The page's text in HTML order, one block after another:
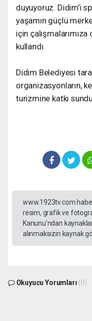
duyuyoruz. Didim’i
yaşamın güçlü
için
kullandı.
Didim Belediyesi
organizasyonların,
turizmine katkı
www.1923tv.com
resim, grafik ve
Kanunu’ndan
alınmaksızın kaynak
Okuyucu Yorumları (0)